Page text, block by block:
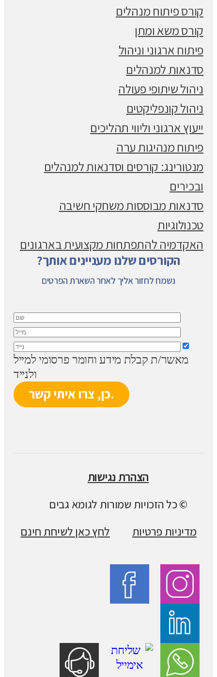
קורס פיתוח מנהלים
קורס משא ומתן
פיתוח ארגוני וניהול
סדנאות למנהלים
ניהול שיתופי פעולה
ניהול קונפליקטים
ייעוץ ארגוני וליווי תהליכים
פיתוח מנהיגות ערה
מנטורינג: קורסים וסדנאות למנהלים
ובכירים
סדנאות מבוססות משחקי חשיבה
טכנולוגיות
האקדמיה להתפתחות מקצועית בארגונים
הקורסים שלנו מעניינים אותך?
נשמח לחזור אליך לאחר השארת הפרטים
מאשר/ת קבלת מידע וחומר פרסומי למייל
ולנייד
הצהרת נגישות
© כל הזכויות שמורות לגומא גבים
מדיניות פרטיות
לחץ כאן לשיחת חינם